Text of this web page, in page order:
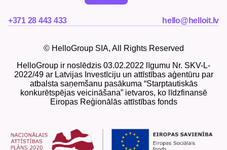
+371 28 443 433 hello@helloit.lv
© HelloGroup SIA, All Rights Reserved
HelloGroup ir noslēdzis 03.02.2022 līgumu Nr. SKV-L-
2022/49 ar Latvijas Investīciju un attīstības aģentūru par
atbalsta saņemšanu pasākuma “Starptautiskās
konkurētspējas veicināšana” ietvaros, ko līdzfinansē
Eiropas Reģionālās attīstības fonds